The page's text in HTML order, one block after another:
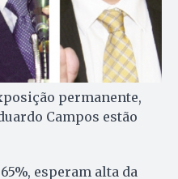
permanente,
Campos estão
esperam alta da